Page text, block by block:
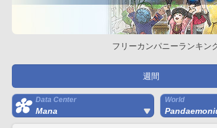
フリーカンパニーランキン
週間
Data Center
Mana
World